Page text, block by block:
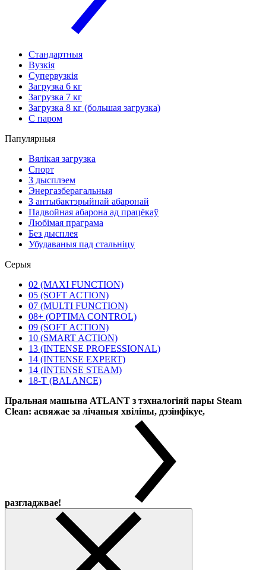
Стандартныя
Вузкія
Супервузкія
Загрузка 6 кг
Загрузка 7 кг
Загрузка 8 кг (большая загрузка)
С паром
Папулярныя
Вялікая загрузка
Спорт
З дысплэем
Энергазберагальныя
З антыбактэрыйнай абаронай
Падвойная абарона ад працёкаў
Любімая праграма
Без дысплея
Убудаваныя пад стальніцу
Серыя
02 (MAXI FUNCTION)
05 (SOFT ACTION)
07 (MULTI FUNCTION)
08+ (OPTIMA CONTROL)
09 (SOFT ACTION)
10 (SMART ACTION)
13 (INTENSE PROFESSIONAL)
14 (INTENSE EXPERT)
14 (INTENSE STEAM)
18-T (BALANCE)
Пральная машына ATLANT з тэхналогіяй пары Steam
Clean: асвяжае за лічаныя хвіліны, дэзінфікуе,
разгладжвае!